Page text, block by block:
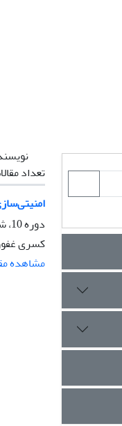
تعداد
دوره 10، شماره 1، بهار 1405، صفحه
کسری
مشاهده